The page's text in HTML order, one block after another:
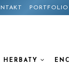
PORTFOLIO
HERBATY